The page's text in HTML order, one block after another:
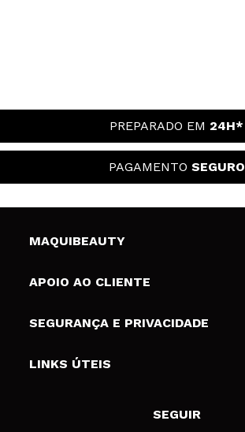
PREPARADO EM 24H*
PAGAMENTO SEGURO
MAQUIBEAUTY
Sobre nós
Gift Cards
APOIO AO CLIENTE
Envios e Devoluções
Formas de pagamento
SEGURANÇA E PRIVACIDADE
Termos e Privacidade
LINKS ÚTEIS
SEGUIR